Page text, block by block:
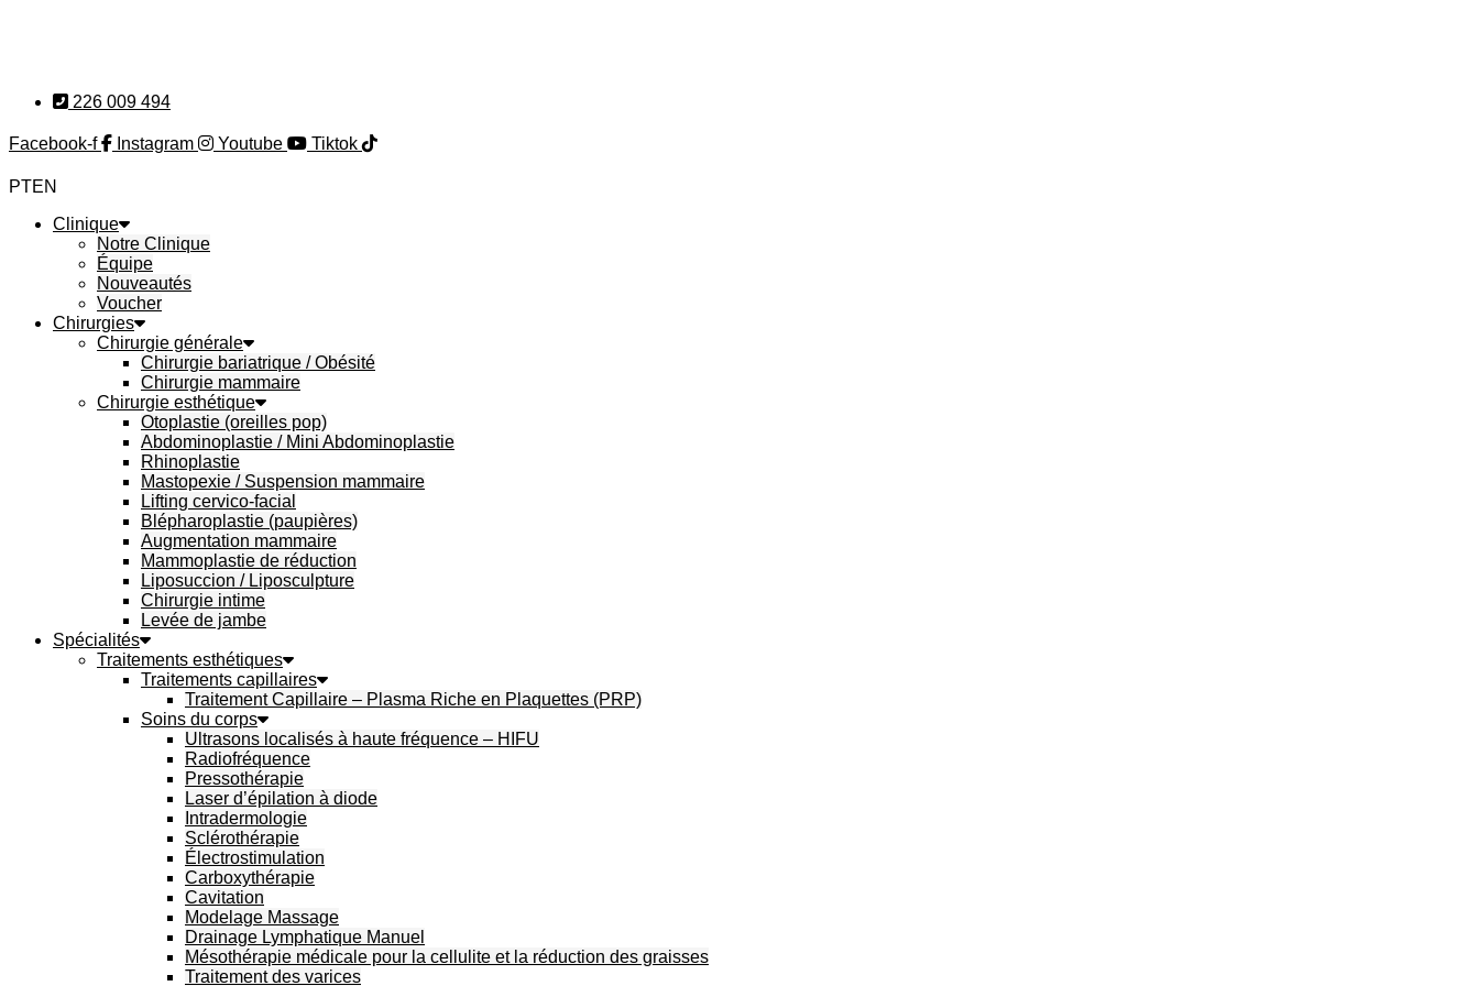
226 009 494
Facebook-f Instagram Youtube Tiktok
PTEN
Clinique
Notre Clinique
Équipe
Nouveautés
Voucher
Chirurgies
Chirurgie générale
Chirurgie bariatrique / Obésité
Chirurgie mammaire
Chirurgie esthétique
Otoplastie (oreilles pop)
Abdominoplastie / Mini Abdominoplastie
Rhinoplastie
Mastopexie / Suspension mammaire
Lifting cervico-facial
Blépharoplastie (paupières)
Augmentation mammaire
Mammoplastie de réduction
Liposuccion / Liposculpture
Chirurgie intime
Levée de jambe
Spécialités
Traitements esthétiques
Traitements capillaires
Traitement Capillaire – Plasma Riche en Plaquettes (PRP)
Soins du corps
Ultrasons localisés à haute fréquence – HIFU
Radiofréquence
Pressothérapie
Laser d’épilation à diode
Intradermologie
Sclérothérapie
Électrostimulation
Carboxythérapie
Cavitation
Modelage Massage
Drainage Lymphatique Manuel
Mésothérapie médicale pour la cellulite et la réduction des graisses
Traitement des varices